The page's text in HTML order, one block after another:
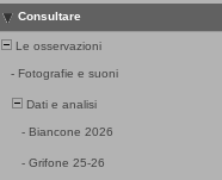
Consultare
Le osservazioni
- Fotografie e suoni
Dati e analisi
- Biancone 2026
- Grifone 25-26